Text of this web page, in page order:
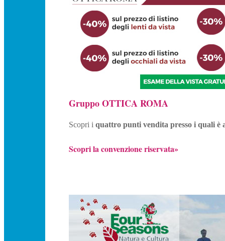
Gruppo OTTICA ROMA
Scopri i quattro punti vendita presso i quali è
Scopri la convenzione riservata»